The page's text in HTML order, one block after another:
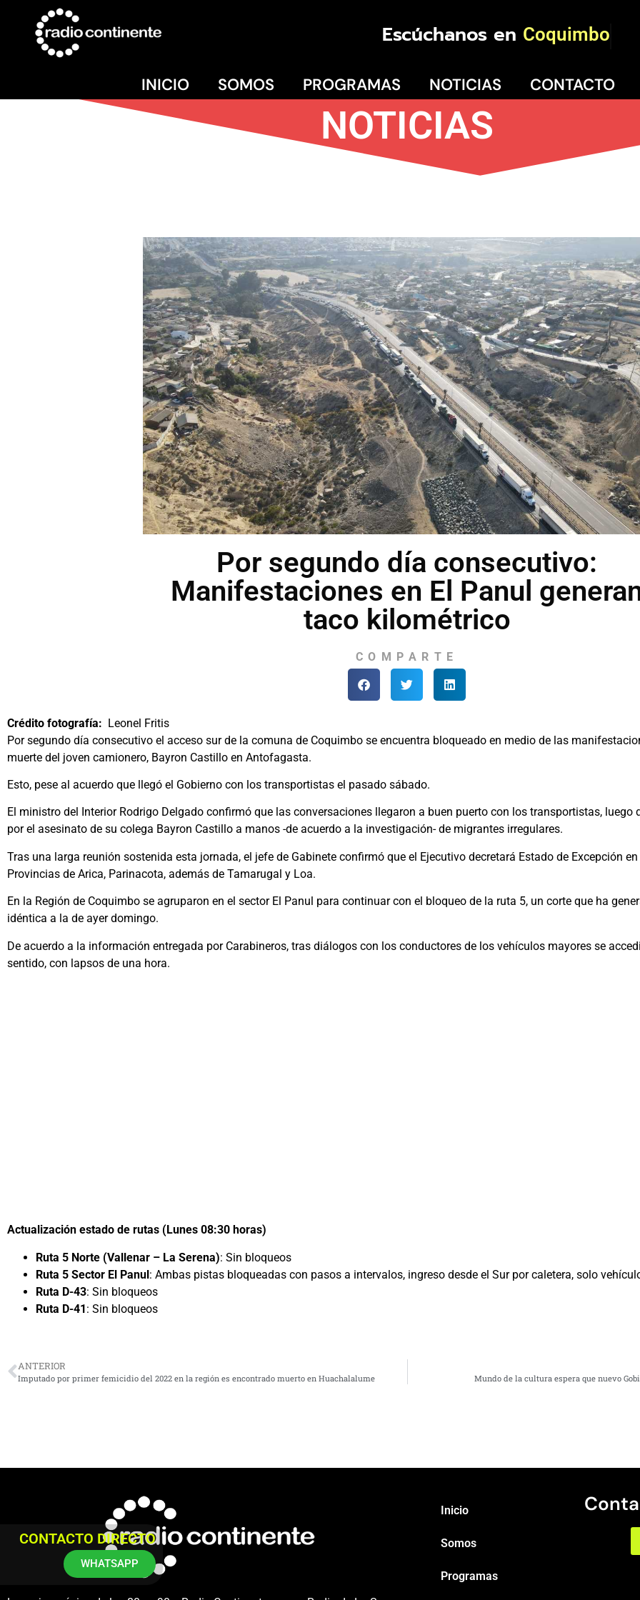
Escúchanos en Coquimbo
INICIO SOMOS PROGRAMAS NOTICIAS CONTACTO
NOTICIAS
Por segundo día consecutivo:
Manifestaciones en El Panul
taco kilométrico
COMPARTE
Crédito fotografía: Leonel Fritis
Por segundo día consecutivo el acceso sur de la comuna de Coquimbo se encuentra bloqueado en medio de las
muerte del joven camionero, Bayron Castillo en Antofagasta.
Esto, pese al acuerdo que llegó el Gobierno con los transportistas el pasado sábado.
El ministro del Interior Rodrigo Delgado confirmó que las conversaciones llegaron a buen puerto con los transportistas, luego
por el asesinato de su colega Bayron Castillo a manos -de acuerdo a la investigación- de migrantes irregulares.
Tras una larga reunión sostenida esta jornada, el jefe de Gabinete confirmó que el Ejecutivo decretará Estado de Excepción
Provincias de Arica, Parinacota, además de Tamarugal y Loa.
En la Región de Coquimbo se agruparon en el sector El Panul para continuar con el bloqueo de la ruta 5, un corte que ha
idéntica a la de ayer domingo.
De acuerdo a la información entregada por Carabineros, tras diálogos con los conductores de los vehículos mayores se
sentido, con lapsos de una hora.
Actualización estado de rutas (Lunes 08:30 horas)
Ruta 5 Norte (Vallenar – La Serena): Sin bloqueos
Ruta 5 Sector El Panul: Ambas pistas bloqueadas con pasos a intervalos, ingreso desde el Sur por caletera, solo
Ruta D-43: Sin bloqueos
Ruta D-41: Sin bloqueos
ANTERIOR
Imputado por primer femicidio del 2022 en la región es encontrado muerto en Huachalalume Mundo de la cultura espera que nuevo
Inicio
Somos
Programas
CONTACTO DIRECTO
WHATSAPP